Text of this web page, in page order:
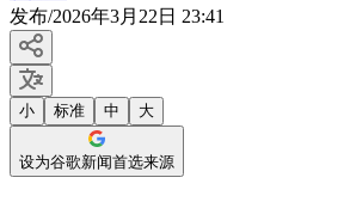
发布/2026年3月22日 23:41
小 标准 中 大
设为谷歌新闻首选来源